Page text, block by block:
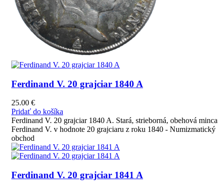
Ferdinand V. 20 grajciar 1840 A
25.00 €
Pridať do košíka
Ferdinand V. 20 grajciar 1840 A. Stará, strieborná, obehová minca
Ferdinand V. v hodnote 20 grajciaru z roku 1840 - Numizmatický
obchod
Ferdinand V. 20 grajciar 1841 A